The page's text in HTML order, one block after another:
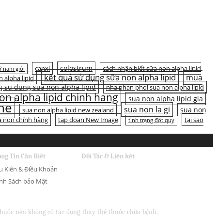
nam giới canxi colostrum
cách nhận biết sữa non alpha lipid
alpha lipid kết quả sử dụng sữa non alpha lipid
mua
su dung sua non alpha lipid
nha phan phoi sua non alpha lipid
alpha lipid chinh hang sua non alpha lipid gia
sua non alpha lipid new zealand sua non la gi
sua non
non chính hãng tap doan New Image tình trạng đột quỵ
tại sao
Tin Cần Biết
Kiên & Điều Khoản
Sách bảo Mật
Đối Tác & Liên kết
nên không có tác dụng thay thế thuốc chữa bệnh,